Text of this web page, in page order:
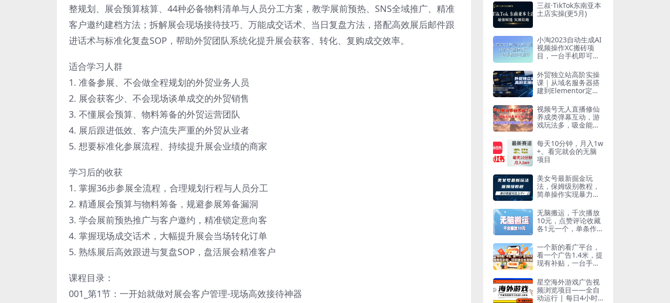
整规划、展会预算核算、44种必备物料清单与人员分工方案，教学展前预热、SNS全域推广、精准
客户邀约建档方法；拆解展会现场接待技巧、万能成交话术、当日复盘方法，搭配高效展后邮件跟
进话术与标准化复盘SOP，帮助外贸团队系统化提升展会获客、转化、复购成交效率。
适合学习人群
1. 准备参展、不会做全程规划的外贸业务人员
2. 展会获客少、不会现场谈单成交的外贸销售
3. 不懂展会预算、物料筹备的外贸运营团队
4. 展后跟进低效、客户流失严重的外贸从业者
5. 想要标准化参展流程、持续提升展会业绩的商家
学习后的收获
1. 掌握36步参展全流程，合理规划行程与人员分工
2. 精通展会预算与物料筹备，规避参展筹备漏洞
3. 学会展前预热推广与客户邀约，精准锁定意向客
4. 掌握现场成交话术，大幅提升展会当场转化订单
5. 熟练展后高效跟进与复盘SOP，盘活展会精准客户
课程目录：
001_第1节：一开始就做对展会客户管理-现场高效接待神器
三叔·TikTok东南亚本
土店实操(更5月)
小淘2023自动生成AI
视频操作XC搬砖项
目，一台手机即可操
外贸独立站高阶实操
课｜从域名服务器搭
建到Elementor定制
询盘型独立站全教程
视频号无人直播修仙
养成类弹幕互动，游
戏玩法多，吸金能力
每天10分钟，月入1w
+。看完就会的无脑
项目
美女号最新掘金玩
法，保姆级别教程，
简单操作实现暴力变
千【揭秘】
无脑搬运，千次播放
10元，点赞评论收藏
各1元一个，单条作
一个新的看广平台，
看一个广告1.4米，提
现有补贴，一台手机
长期做【揭秘】
星空海外游戏广告视
频浏览项目——全自
动运行 | 每日4小时